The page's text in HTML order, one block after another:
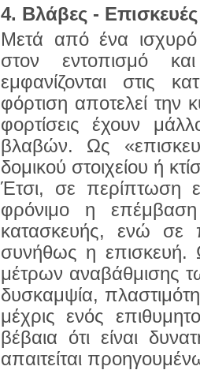
4. Βλάβες -
Μετά από ένα ισχυρό
στον εντοπισμό
εμφανίζονται στις
φόρτιση αποτελεί την
φορτίσεις έχουν
βλαβών. Ως
δομικού στοιχείου ή
Έτσι, σε περίπτωση
φρόνιμο η
κατασκευής, ενώ σε
συνήθως η επισκευή.
μέτρων αναβάθμισης
δυσκαμψία,
μέχρις ενός
βέβαια ότι είναι
απαιτείται